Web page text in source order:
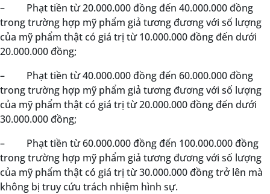
–
Phạt tiền từ 20.000.000 đồng đến 40.000.000 đồng
trong trường hợp mỹ phẩm giả tương đương với số lượng
của mỹ phẩm thật có giá trị từ 10.000.000 đồng đến dưới
20.000.000 đồng;
–
Phạt tiền từ 40.000.000 đồng đến 60.000.000 đồng
trong trường hợp mỹ phẩm giả tương đương với số lượng
của mỹ phẩm thật có giá trị từ 20.000.000 đồng đến dưới
30.000.000 đồng;
–
Phạt tiền từ 60.000.000 đồng đến 100.000.000 đồng
trong trường hợp mỹ phẩm giả tương đương với số lượng
của mỹ phẩm thật có giá trị từ 30.000.000 đồng trở lên mà
không bị truy cứu trách nhiệm hình sự.